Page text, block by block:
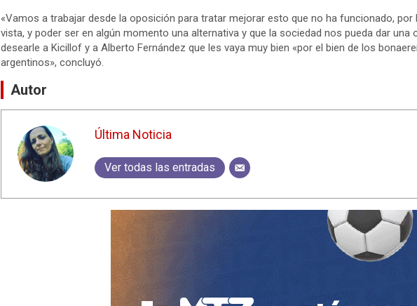
«Vamos a trabajar desde la oposición para tratar mejorar esto que no ha funcionado,
vista, y poder ser en algún momento una alternativa y que la sociedad nos pueda dar una
desearle a Kicillof y a Alberto Fernández que les vaya muy bien «por el bien de los
argentinos», concluyó.
Autor
Última Noticia
Ver todas las entradas